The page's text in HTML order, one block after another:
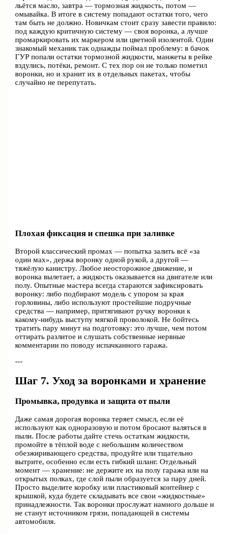
льётся масло, завтра — тормозная жидкость, потом —
омывайка. В итоге в систему попадают остатки того, чего
там быть не должно. Новичкам стоит сразу завести правило:
под каждую критичную систему — своя воронка, а лучше
промаркировать их маркером или цветной изолентой. Один
знакомый механик так однажды поймал проблему: в бачок
ГУР попали остатки тормозной жидкости, манжеты в рейке
вздулись, потёки, ремонт. С тех пор он не только пометил
воронки, но и хранит их в отдельных пакетах, чтобы
случайно не перепутать.
Плохая фиксация и спешка при заливке
Второй классический промах — попытка залить всё «за
один мах», держа воронку одной рукой, а другой —
тяжёлую канистру. Любое неосторожное движение, и
воронка вылетает, а жидкость оказывается на двигателе или
полу. Опытные мастера всегда стараются зафиксировать
воронку: либо подбирают модель с упором за края
горловины, либо используют простейшие подручные
средства — например, притягивают ручку воронки к
какому-нибудь выступу мягкой проволокой. Не бойтесь
тратить пару минут на подготовку: это лучше, чем потом
оттирать разлитое и слушать собственные нервные
комментарии по поводу испачканного гаража.
---
Шаг 7. Уход за воронками и хранение
Промывка, продувка и защита от пыли
Даже самая дорогая воронка теряет смысл, если её
используют как одноразовую и потом бросают валяться в
пыли. После работы дайте стечь остаткам жидкости,
промойте в тёплой воде с небольшим количеством
обезжиривающего средства, продуйте или тщательно
вытрите, особенно если есть гибкий шланг. Отдельный
момент — хранение: не держите их на полу гаража или на
открытых полках, где слой пыли образуется за пару дней.
Просто выделите коробку или пластиковый контейнер с
крышкой, куда будете складывать все свои «жидкостные»
принадлежности. Так воронки прослужат намного дольше и
не станут источником грязи, попадающей в системы
автомобиля.